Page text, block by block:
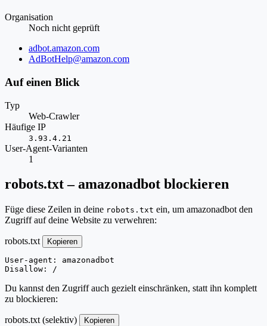
Organisation
Noch nicht geprüft
Website
adbot.amazon.com
E-
AdBotHelp@amazon.com
Auf einen Blick
Typ
Web-Crawler
Häufige IP
3.93.4.21
User-Agent-Varianten
1
robots.txt – amazonadbot blockieren
Füge diese Zeilen in deine robots.txt ein, um amazonadbot den
Zugriff auf deine Website zu verwehren:
robots.txt Kopieren
User-agent: amazonadbot
Disallow: /
Du kannst den Zugriff auch gezielt einschränken, statt ihn komplett
zu blockieren:
robots.txt (selektiv) Kopieren